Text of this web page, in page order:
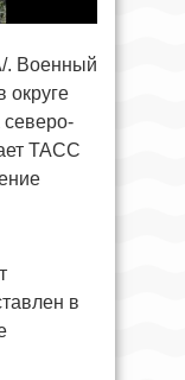
. Военный
округе
ТАСС
в